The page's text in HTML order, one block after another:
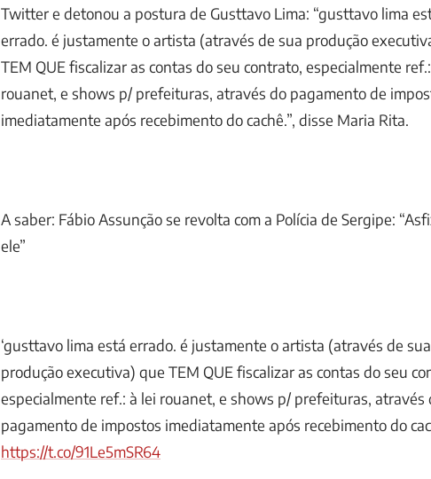
Twitter e detonou a postura de Gusttavo Lima: “gusttavo lima
errado. é justamente o artista (através de sua produção
TEM QUE fiscalizar as contas do seu contrato, especialmente
rouanet, e shows p/ prefeituras, através do pagamento de
imediatamente após recebimento do cachê.”, disse Maria Rita.
A saber: Fábio Assunção se revolta com a Polícia de Sergipe:
ele”
‘gusttavo lima está errado. é justamente o artista (através de sua
produção executiva) que TEM QUE fiscalizar as contas do seu
especialmente ref.: à lei rouanet, e shows p/ prefeituras, através
pagamento de impostos imediatamente após recebimento do
https://t.co/91Le5mSR64